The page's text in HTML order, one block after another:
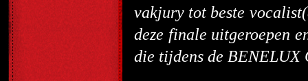
vakjury tot beste
deze finale uitgeroepen
die tijdens de